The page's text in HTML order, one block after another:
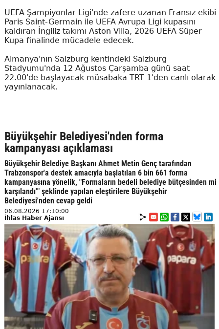
UEFA Şampiyonlar Ligi'nde zafere uzanan Fransız ekibi
Paris Saint-Germain ile UEFA Avrupa Ligi kupasını
kaldıran İngiliz takımı Aston Villa, 2026 UEFA Süper
Kupa finalinde mücadele edecek.
Almanya'nın Salzburg kentindeki Salzburg
Stadyumu'nda 12 Ağustos Çarşamba günü saat
22.00'de başlayacak müsabaka TRT 1'den canlı olarak
yayınlanacak.
Büyükşehir Belediyesi'nden forma
kampanyası açıklaması
Büyükşehir Belediye Başkanı Ahmet Metin Genç tarafından
Trabzonspor'a destek amacıyla başlatılan 6 bin 661 forma
kampanyasına yönelik, "Formaların bedeli belediye bütçesinden mi
karşılandı'" şeklinde yapılan eleştirilere Büyükşehir
Belediyesi'nden cevap geldi
06.08.2026 17:10:00
İhlas Haber Ajansı